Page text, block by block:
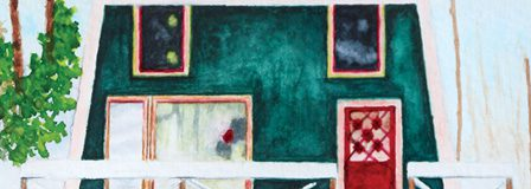
İçeriğe
atla